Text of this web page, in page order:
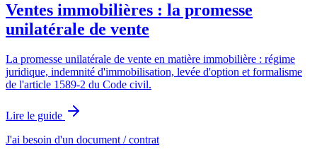
Ventes immobilières : la promesse
unilatérale de vente
La promesse unilatérale de vente en matière immobilière : régime
juridique, indemnité d'immobilisation, levée d'option et formalisme
de l'article 1589-2 du Code civil.
Lire le guide
J'ai besoin d'un document / contrat